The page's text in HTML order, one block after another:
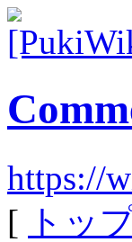
https://
[ トッ